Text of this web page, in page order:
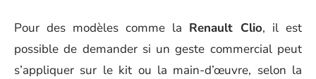
Pour des modèles comme la Renault Clio, il est
possible de demander si un geste commercial peut
s’appliquer sur le kit ou la main-d’œuvre, selon la